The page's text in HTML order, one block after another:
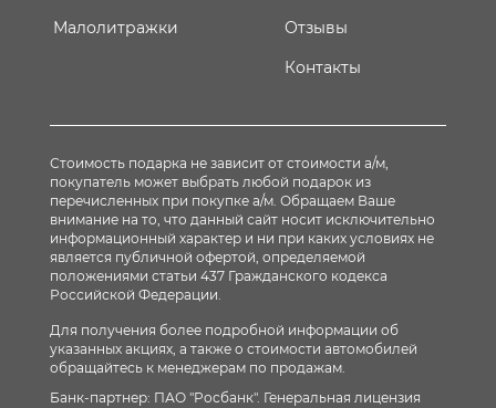
Малолитражки
Отзывы
Контакты
Стоимость подарка не зависит от стоимости а/м,
покупатель может выбрать любой подарок из
перечисленных при покупке а/м. Обращаем Ваше
внимание на то, что данный сайт носит исключительно
информационный характер и ни при каких условиях не
является публичной офертой, определяемой
положениями статьи 437 Гражданского кодекса
Российской Федерации.
Для получения более подробной информации об
указанных акциях, а также о стоимости автомобилей
обращайтесь к менеджерам по продажам.
Банк-партнер: ПАО "Росбанк". Генеральная лицензия